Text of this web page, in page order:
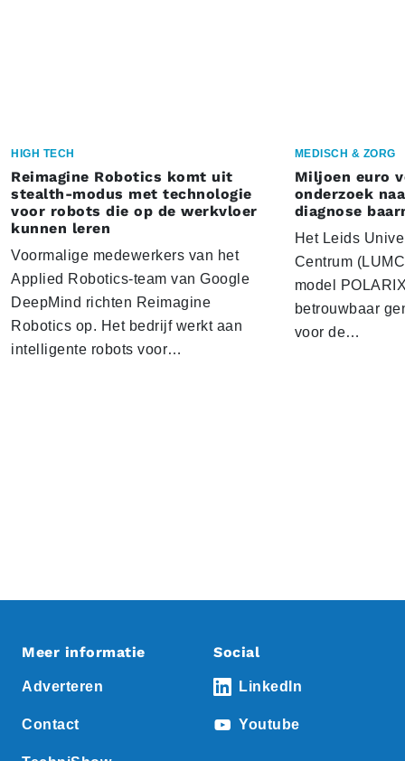
HIGH TECH
Reimagine Robotics komt uit
stealth-modus met technologie
voor robots die op de werkvloer
kunnen leren
Voormalige medewerkers van het
Applied Robotics-team van Google
DeepMind richten Reimagine
Robotics op. Het bedrijf werkt aan
intelligente robots voor…
MEDISCH & ZORG
Miljoen euro
onderzoek
diagnose
Het Leids
Centrum
model
betrouwbaar
voor de…
Meer informatie
Adverteren
Contact
Social
LinkedIn
Youtube